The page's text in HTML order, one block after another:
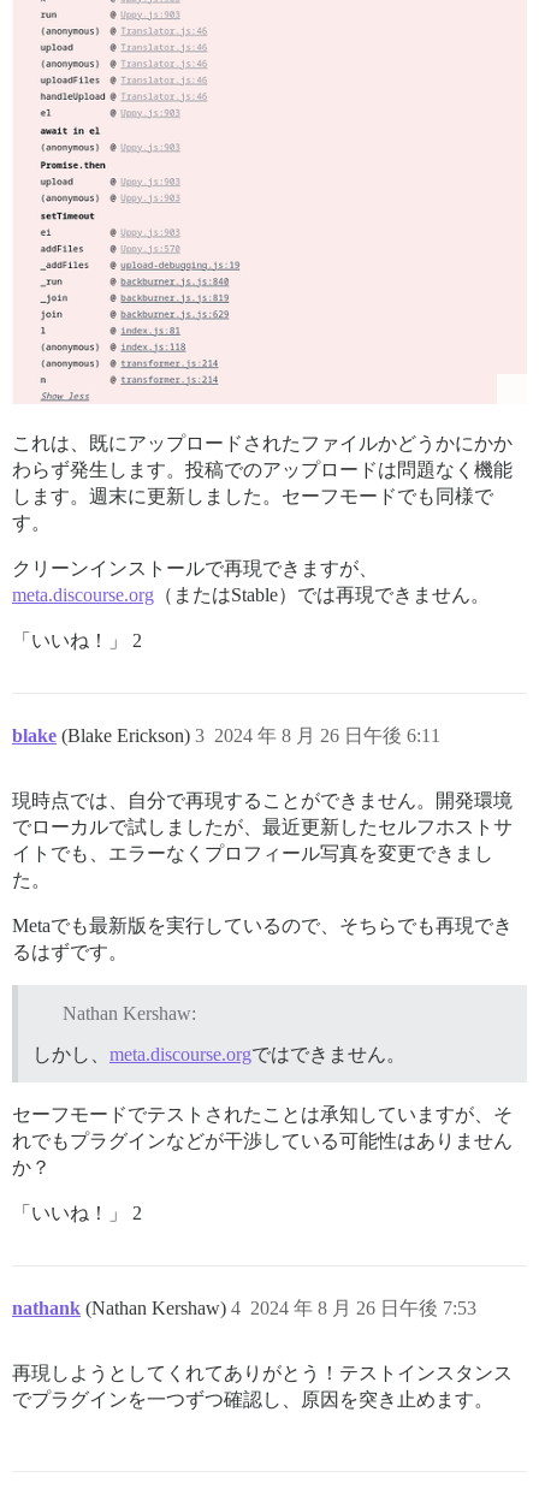
これは、既にアップロードされたファイルかどうかにかか
わらず発生します。投稿でのアップロードは問題なく機能
します。週末に更新しました。セーフモードでも同様で
す。
クリーンインストールで再現できますが、
meta.discourse.org （またはStable）では再現できません。
「いいね！」 2
blake (Blake Erickson) 2024 年 8 月 26 日午後 6:11
3
現時点では、自分で再現することができません。開発環境
でローカルで試しましたが、最近更新したセルフホストサ
イトでも、エラーなくプロフィール写真を変更できまし
た。
Metaでも最新版を実行しているので、そちらでも再現でき
るはずです。
Nathan Kershaw:
しかし、 meta.discourse.orgではできません。
セーフモードでテストされたことは承知していますが、そ
れでもプラグインなどが干渉している可能性はありません
か？
「いいね！」 2
nathank (Nathan Kershaw) 2024 年 8 月 26 日午後 7:53
4
再現しようとしてくれてありがとう！テストインスタンス
でプラグインを一つずつ確認し、原因を突き止めます。